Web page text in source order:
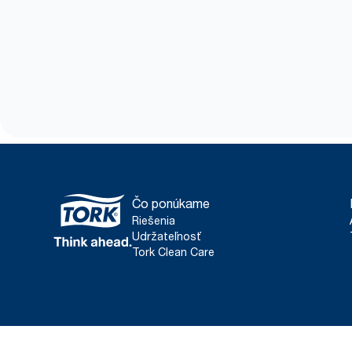
Čo ponúkame
Riešenia
Udržateľnosť
Tork Clean Care